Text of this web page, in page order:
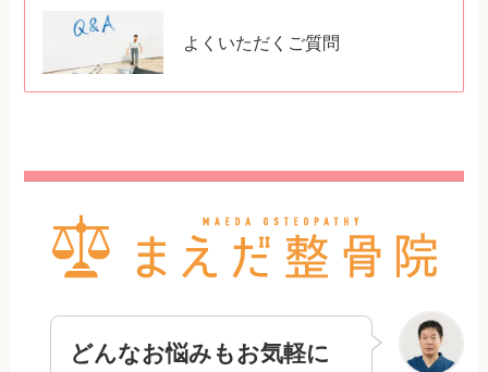
よくいただくご質問
どんなお悩みもお気軽に